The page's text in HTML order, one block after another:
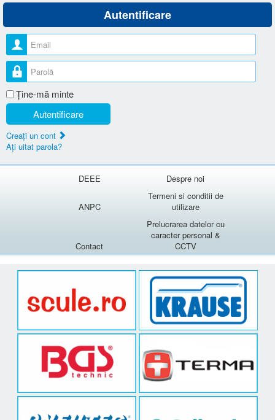
Autentificare
Nume utilizator
Parolă
Ţine-mă minte
Autentificare
Creaţi un cont
Aţi uitat parola?
DEEE Despre noi
ANPC
Termeni si conditii de
utilizare
Contact
Prelucrarea datelor cu
caracter personal &
CCTV